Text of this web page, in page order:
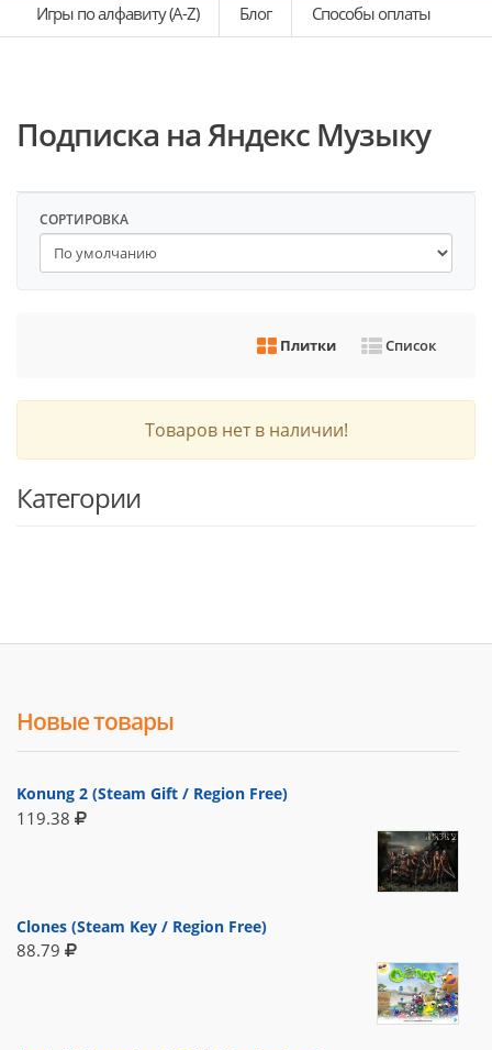
Игры по алфавиту (A-Z)
Блог Способы оплаты
Подписка на Яндекс Музыку
СОРТИРОВКА
Плитки Список
Товаров нет в наличии!
Категории
Новые товары
Konung 2 (Steam Gift / Region Free)
119.38
Clones (Steam Key / Region Free)
88.79